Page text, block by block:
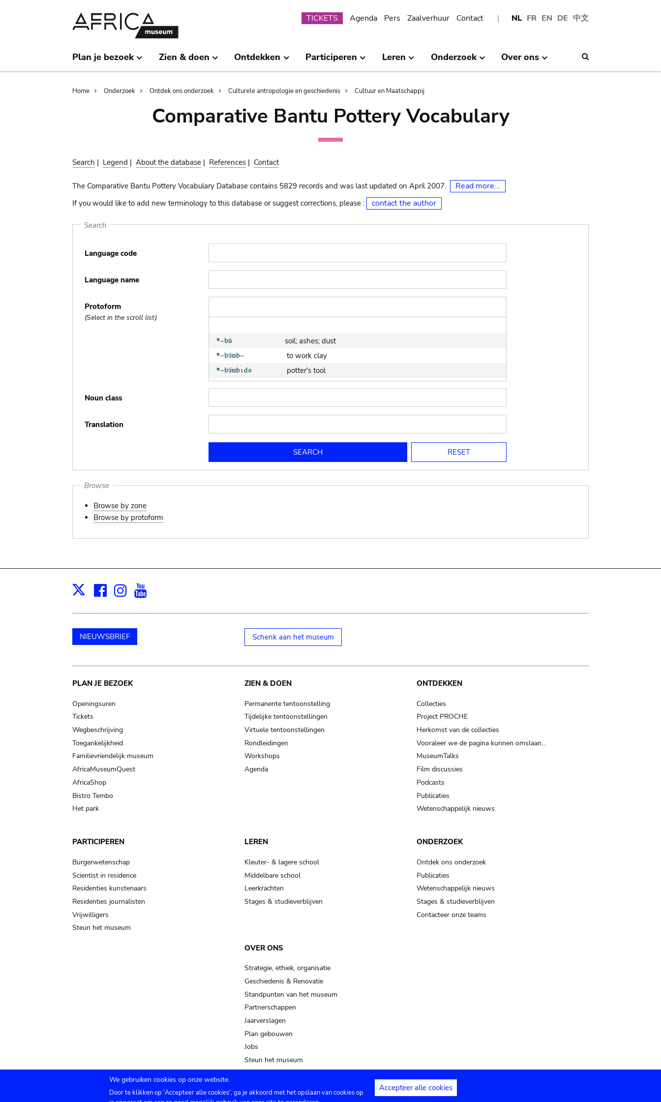
NL FR EN DE 中文
Submenu
TICKETS Agenda Pers Zaalverhuur Contact
Plan je bezoek Zien & doen Ontdekken Participeren Leren Onderzoek Over ons
Breadcrumb
Home Onderzoek Ontdek ons onderzoek Culturele antropologie en geschiedenis Cultuur en Maatschappij
Comparative Bantu Pottery Vocabulary
Search | Legend | About the database | References | Contact
The Comparative Bantu Pottery Vocabulary Database contains 5829 records and was last updated on April 2007. Read more...
If you would like to add new terminology to this database or suggest corrections, please : contact the author
Search
Language code
Language name
Protoform
(Select in the scroll list)
soil; ashes; dust
to work clay
potter's tool
clay soil
to mould pottery
pottery clay
cooking-pot
cooking-pot
frying pan
frying pan; roaster pan
cup; holllow vessel
cooking-pot
jar; mud?
soil, earth
Noun class
Translation
Browse
Browse by zone
Browse by protoform
X Facebook
Instagram
NIEUWSBRIEF Schenk aan het museum
Main
navigation
PLAN JE BEZOEK
Openingsuren
Tickets
Wegbeschrijving
Toegankelijkheid
Familievriendelijk museum
AfricaMuseumQuest
AfricaShop
Bistro Tembo
Het park
ZIEN & DOEN
Permanente tentoonstelling
Tijdelijke tentoonstellingen
Virtuele tentoonstellingen
Rondleidingen
Workshops
Agenda
ONTDEKKEN
Collecties
Project PROCHE
Herkomst van de collecties
Vooraleer we de pagina kunnen omslaan…
MuseumTalks
Film discussies
Podcasts
Publicaties
Wetenschappelijk nieuws
PARTICIPEREN
Burgerwetenschap
Scientist in residence
Residenties kunstenaars
Residenties journalisten
Vrijwilligers
Steun het museum
LEREN
Kleuter- & lagere school
Middelbare school
Leerkrachten
Stages & studieverblijven
ONDERZOEK
Ontdek ons onderzoek
Publicaties
Wetenschappelijk nieuws
Stages & studieverblijven
Contacteer onze teams
OVER ONS
Strategie, ethiek, organisatie
Geschiedenis & Renovatie
Standpunten van het museum
Partnerschappen
Jaarverslagen
Plan gebouwen
Jobs
Steun het museum
We gebruiken cookies op onze website.
Door te klikken op 'Accepteer alle cookies', ga je akkoord met het opslaan van cookies op
Accepteer alle cookies